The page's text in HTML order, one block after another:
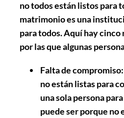
no todos están listos para
matrimonio es una
para todos. Aquí hay
por las que algunas
Falta de compromiso
no están listas para
una sola persona
puede ser porque no